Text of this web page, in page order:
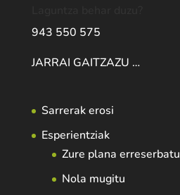
943 550 575
JARRAI GAITZAZU …
Sarrerak erosi
Esperientziak
Zure plana erreserbatu
Nola mugitu